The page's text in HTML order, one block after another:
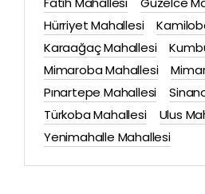
Hürriyet Mahallesi
Karaağaç Mahallesi
Mimaroba Mahallesi
Pınartepe Mahallesi
Türkoba Mahallesi
Ulus
Yenimahalle Mahallesi